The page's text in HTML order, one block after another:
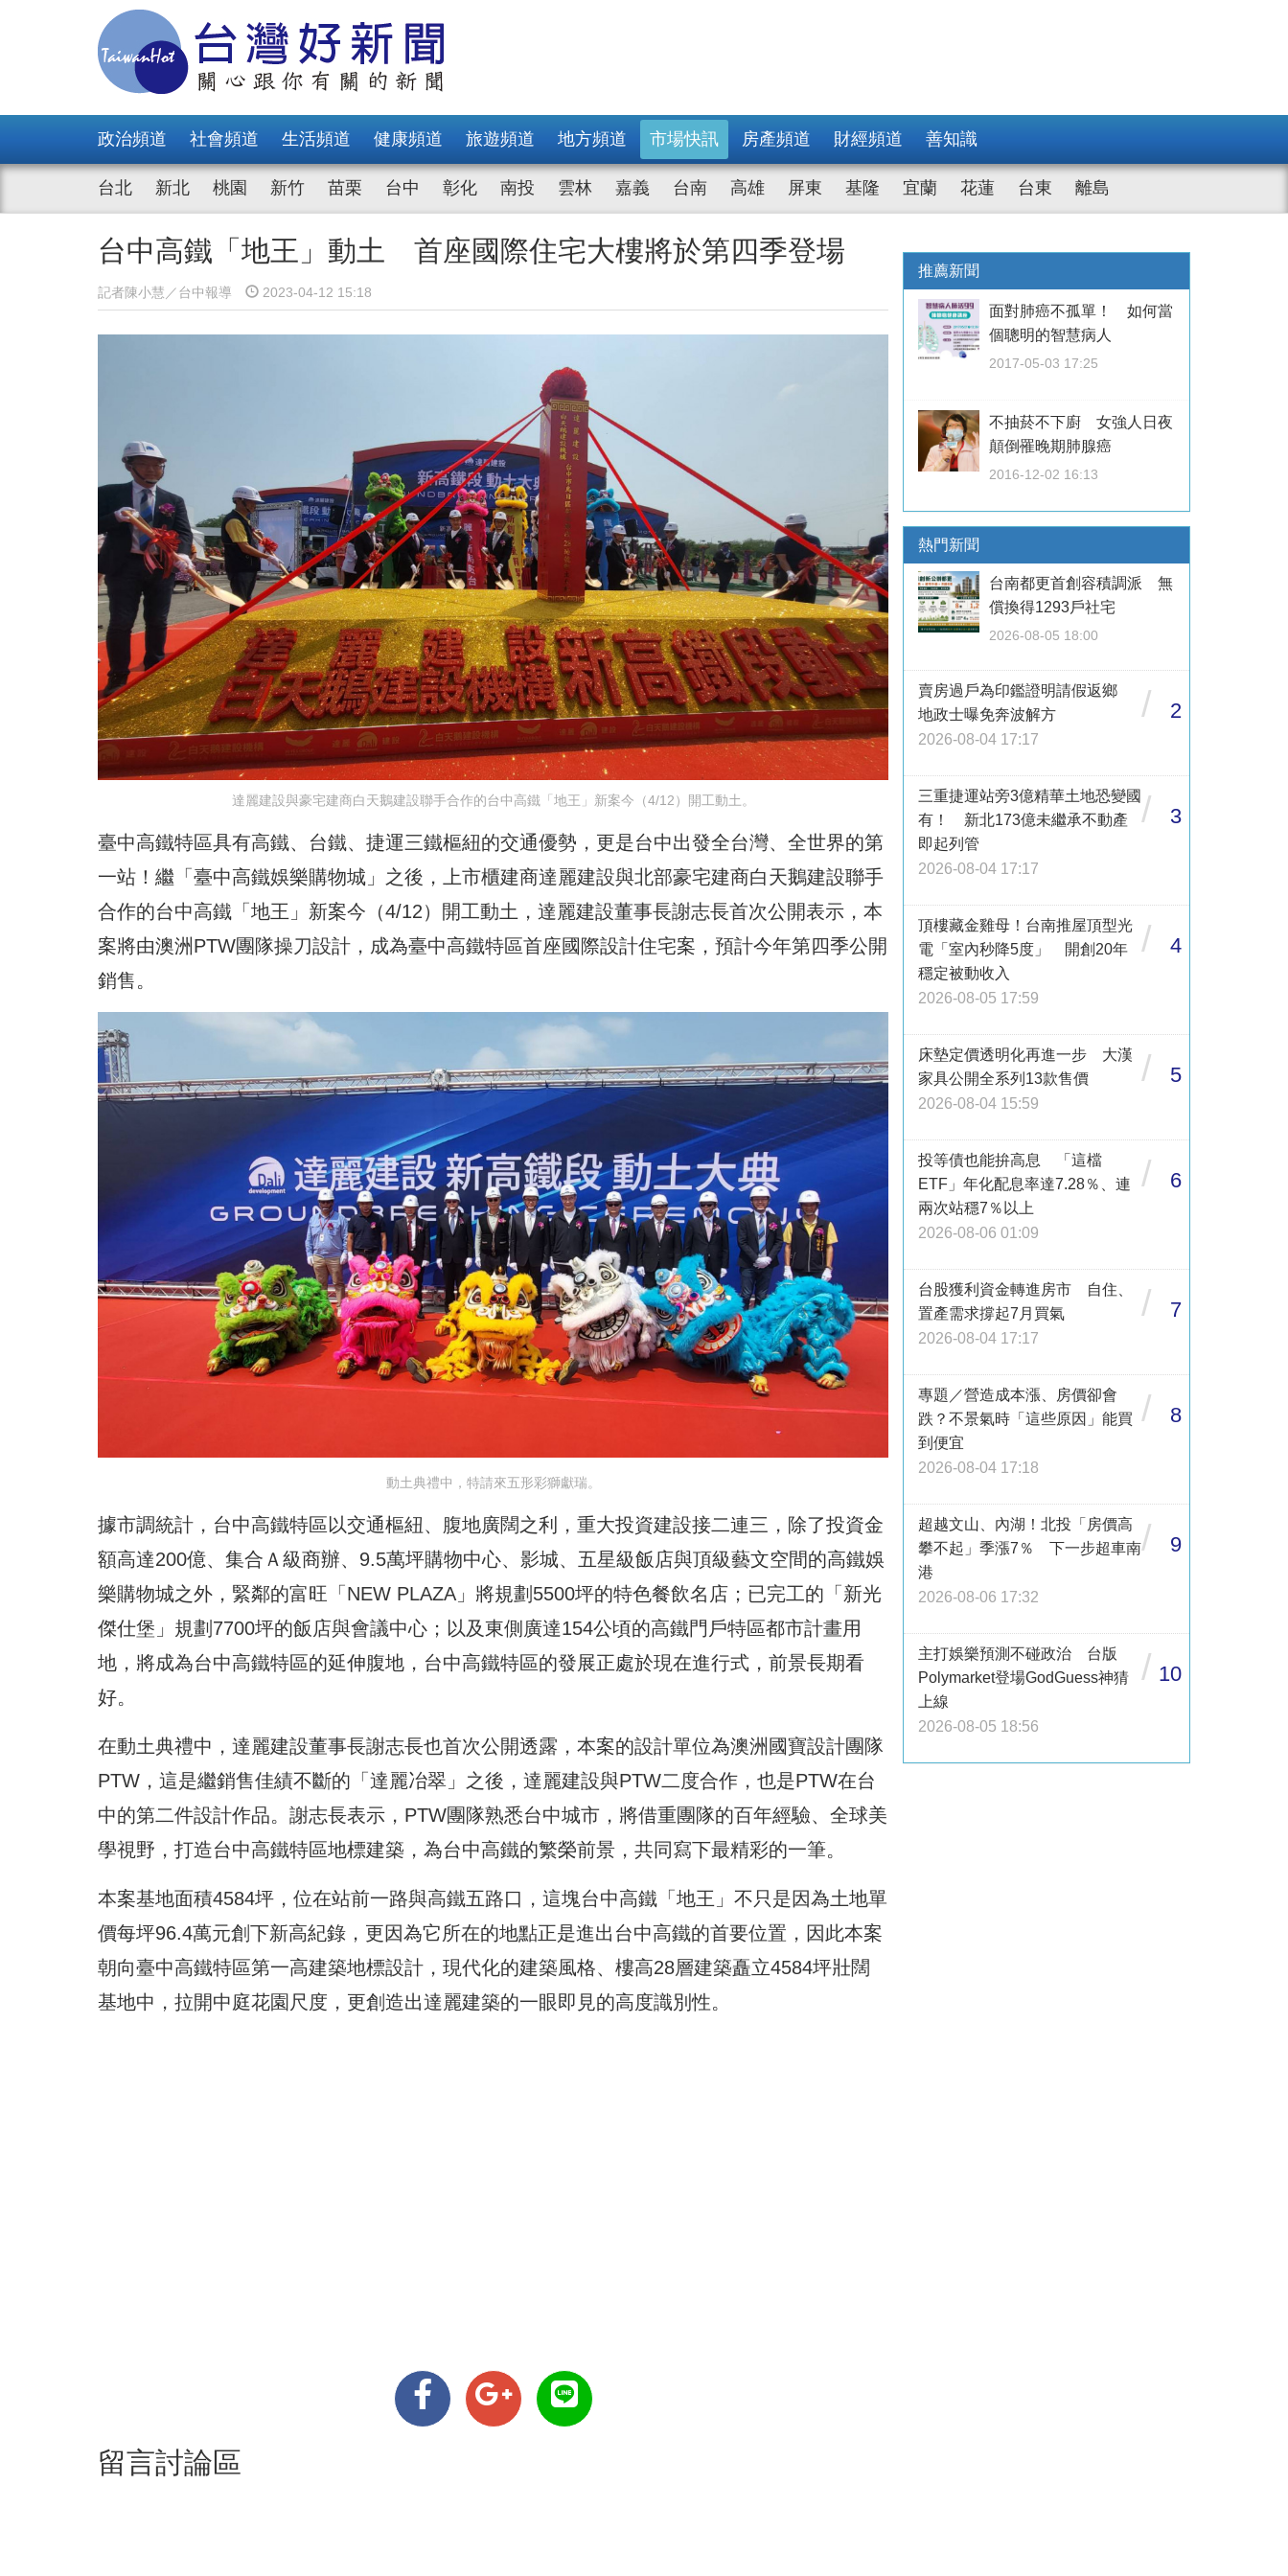
政治頻道 社會頻道 生活頻道 健康頻道 旅遊頻道 地方頻道 市場快訊 房產頻道 財經頻道 善知識
台北 新北 桃園 新竹 苗栗 台中 彰化 南投 雲林 嘉義 台南 高雄 屏東 基隆 宜蘭 花蓮 台東 離島
台中高鐵「地王」動土 首座國際住宅大樓將於第四季登場
記者陳小慧／台中報導 2023-04-12 15:18
達麗建設與豪宅建商白天鵝建設聯手合作的台中高鐵「地王」新案今（4/12）開工動土。
臺中高鐵特區具有高鐵、台鐵、捷運三鐵樞紐的交通優勢，更是台中出發全台灣、全世界的第
一站！繼「臺中高鐵娛樂購物城」之後，上市櫃建商達麗建設與北部豪宅建商白天鵝建設聯手
合作的台中高鐵「地王」新案今（4/12）開工動土，達麗建設董事長謝志長首次公開表示，本
案將由澳洲PTW團隊操刀設計，成為臺中高鐵特區首座國際設計住宅案，預計今年第四季公開
銷售。
動土典禮中，特請來五形彩獅獻瑞。
據市調統計，台中高鐵特區以交通樞紐、腹地廣闊之利，重大投資建設接二連三，除了投資金
額高達200億、集合Ａ級商辦、9.5萬坪購物中心、影城、五星級飯店與頂級藝文空間的高鐵娛
樂購物城之外，緊鄰的富旺「NEW PLAZA」將規劃5500坪的特色餐飲名店；已完工的「新光
傑仕堡」規劃7700坪的飯店與會議中心；以及東側廣達154公頃的高鐵門戶特區都市計畫用
地，將成為台中高鐵特區的延伸腹地，台中高鐵特區的發展正處於現在進行式，前景長期看
好。
在動土典禮中，達麗建設董事長謝志長也首次公開透露，本案的設計單位為澳洲國寶設計團隊
PTW，這是繼銷售佳績不斷的「達麗冶翠」之後，達麗建設與PTW二度合作，也是PTW在台
中的第二件設計作品。謝志長表示，PTW團隊熟悉台中城市，將借重團隊的百年經驗、全球美
學視野，打造台中高鐵特區地標建築，為台中高鐵的繁榮前景，共同寫下最精彩的一筆。
本案基地面積4584坪，位在站前一路與高鐵五路口，這塊台中高鐵「地王」不只是因為土地單
價每坪96.4萬元創下新高紀錄，更因為它所在的地點正是進出台中高鐵的首要位置，因此本案
朝向臺中高鐵特區第一高建築地標設計，現代化的建築風格、樓高28層建築矗立4584坪壯闊
基地中，拉開中庭花園尺度，更創造出達麗建築的一眼即見的高度識別性。
留言討論區
推薦新聞
面對肺癌不孤單！ 如何當
個聰明的智慧病人
2017-05-03 17:25
不抽菸不下廚 女強人日夜
顛倒罹晚期肺腺癌
2016-12-02 16:13
熱門新聞
台南都更首創容積調派 無
償換得1293戶社宅
2026-08-05 18:00
賣房過戶為印鑑證明請假返鄉
地政士曝免奔波解方
2026-08-04 17:17
/ 2
三重捷運站旁3億精華土地恐變國
有！ 新北173億未繼承不動產
即起列管
2026-08-04 17:17
/ 3
頂樓藏金雞母！台南推屋頂型光
電「室內秒降5度」 開創20年
穩定被動收入
2026-08-05 17:59
/ 4
床墊定價透明化再進一步 大漢
家具公開全系列13款售價
2026-08-04 15:59
/ 5
投等債也能拚高息 「這檔
ETF」年化配息率達7.28％、連
兩次站穩7％以上
2026-08-06 01:09
/ 6
台股獲利資金轉進房市 自住、
置產需求撐起7月買氣
2026-08-04 17:17
/ 7
專題／營造成本漲、房價卻會
跌？不景氣時「這些原因」能買
到便宜
2026-08-04 17:18
/ 8
超越文山、內湖！北投「房價高
攀不起」季漲7％ 下一步超車南
港
2026-08-06 17:32
/ 9
主打娛樂預測不碰政治 台版
Polymarket登場GodGuess神猜
上線
2026-08-05 18:56
/ 10